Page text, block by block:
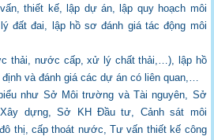
thiết kế, lập dự án, lập quy hoạch môi
đất đai, lập hồ sơ đánh giá tác động môi
thải, nước cấp, xử lý chất thải,…), lập hồ
và đánh giá các dự án có liên quan,…
như Sở Môi trường và Tài nguyên, Sở
dựng, Sở KH Đầu tư, Cảnh sát môi
thị, cấpthoát nước, Tư vấn thiết kế công